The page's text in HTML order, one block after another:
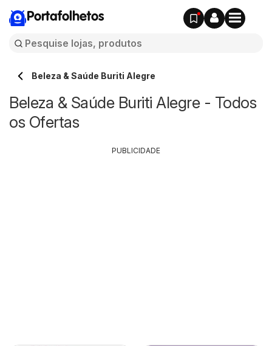
Portafolhetos
Beleza & Saúde Buriti Alegre
Beleza & Saúde Buriti Alegre - Todos
os Ofertas
PUBLICIDADE